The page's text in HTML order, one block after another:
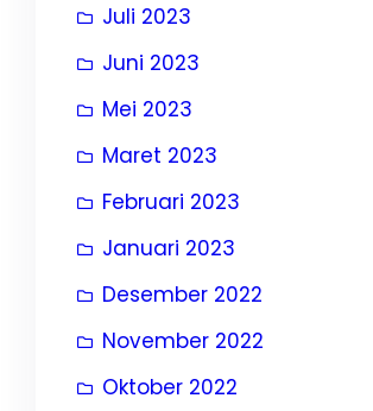
Juli 2023
Juni 2023
Mei 2023
Maret 2023
Februari 2023
Januari 2023
Desember 2022
November 2022
Oktober 2022